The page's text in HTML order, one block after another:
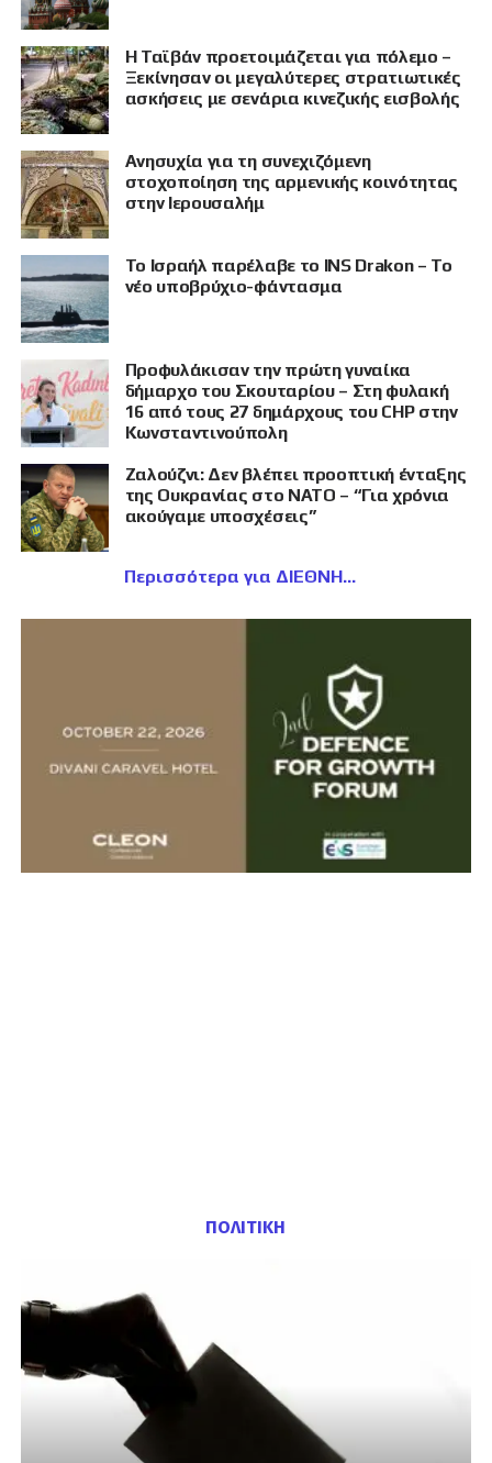
Η Ταϊβάν προετοιμάζεται για πόλεμο –
Ξεκίνησαν οι μεγαλύτερες στρατιωτικές
ασκήσεις με σενάρια κινεζικής εισβολής
Ανησυχία για τη συνεχιζόμενη
στοχοποίηση της αρμενικής κοινότητας
στην Ιερουσαλήμ
Το Ισραήλ παρέλαβε το INS Drakon – Το
νέο υποβρύχιο-φάντασμα
Προφυλάκισαν την πρώτη γυναίκα
δήμαρχο του Σκουταρίου – Στη φυλακή
16 από τους 27 δημάρχους του CHP στην
Κωνσταντινούπολη
Ζαλούζνι: Δεν βλέπει προοπτική ένταξης
της Ουκρανίας στο ΝΑΤΟ – “Για χρόνια
ακούγαμε υποσχέσεις”
Περισσότερα για ΔΙΕΘΝΗ
ΠΟΛΙΤΙΚΗ